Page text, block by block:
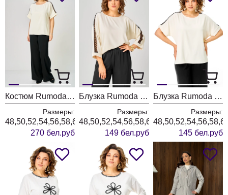
Костюм Rumoda 2275 молочный-черный кр.р
Размеры:
48,50,52,54,56,58,60,62
270 бел.руб
Блузка Rumoda 2274 молочный дл. р.
Размеры:
48,50,52,54,56,58,60,62
149 бел.руб
Блузка Rumoda 2274 молочный кр. р.
Размеры:
145 бел.руб